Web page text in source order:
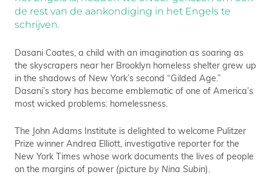
de rest van de aankondiging in het Engels te
schrijven.
Dasani Coates, a child with an imagination as soaring as
the skyscrapers near her Brooklyn homeless shelter grew up
in the shadows of New York’s second “Gilded Age.”
Dasani’s story has become emblematic of one of America’s
most wicked problems: homelessness.
The John Adams Institute is delighted to welcome Pulitzer
Prize winner Andrea Elliott, investigative reporter for the
New York Times whose work documents the lives of people
on the margins of power (picture by Nina Subin).